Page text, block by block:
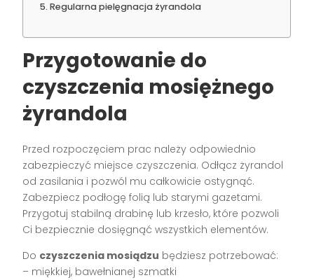
Regularna pielęgnacja żyrandola
Przygotowanie do
czyszczenia mosiężnego
żyrandola
Przed rozpoczęciem prac należy odpowiednio
zabezpieczyć miejsce czyszczenia. Odłącz żyrandol
od zasilania i pozwól mu całkowicie ostygnąć.
Zabezpiecz podłogę folią lub starymi gazetami.
Przygotuj stabilną drabinę lub krzesło, które pozwoli
Ci bezpiecznie dosięgnąć wszystkich elementów.
Do czyszczenia mosiądzu będziesz potrzebować:
– miękkiej, bawełnianej szmatki